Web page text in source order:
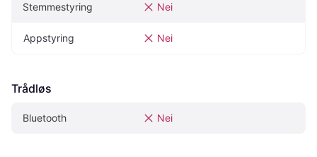
Stemmestyring Nei
Appstyring Nei
Trådløs
Bluetooth Nei